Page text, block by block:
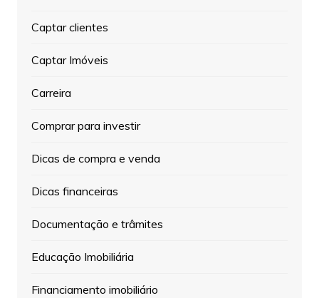
Captar clientes
Captar Imóveis
Carreira
Comprar para investir
Dicas de compra e venda
Dicas financeiras
Documentação e trâmites
Educação Imobiliária
Financiamento imobiliário